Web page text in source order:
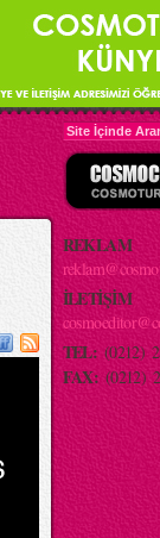
REKLAM
İLETİŞİM
TEL: (0212)
FAX: (0212)